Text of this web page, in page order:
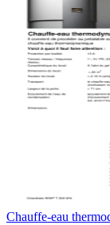
Chauffe-eau